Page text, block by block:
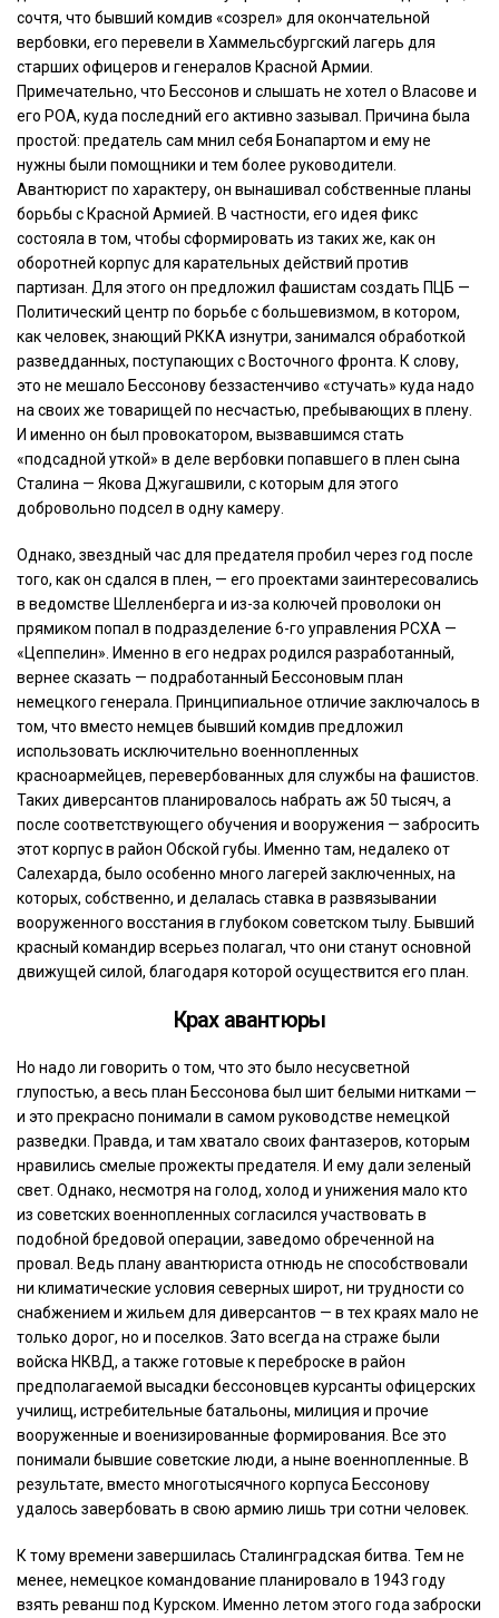
сочтя, что бывший комдив «созрел» для окончательной
вербовки, его перевели в Хаммельсбургский лагерь для
старших офицеров и генералов Красной Армии.
Примечательно, что Бессонов и слышать не хотел о Власове и
его РОА, куда последний его активно зазывал. Причина была
простой: предатель сам мнил себя Бонапартом и ему не
нужны были помощники и тем более руководители.
Авантюрист по характеру, он вынашивал собственные планы
борьбы с Красной Армией. В частности, его идея фикс
состояла в том, чтобы сформировать из таких же, как он
оборотней корпус для карательных действий против
партизан. Для этого он предложил фашистам создать ПЦБ —
Политический центр по борьбе с большевизмом, в котором,
как человек, знающий РККА изнутри, занимался обработкой
разведданных, поступающих с Восточного фронта. К слову,
это не мешало Бессонову беззастенчиво «стучать» куда надо
на своих же товарищей по несчастью, пребывающих в плену.
И именно он был провокатором, вызвавшимся стать
«подсадной уткой» в деле вербовки попавшего в плен сына
Сталина — Якова Джугашвили, с которым для этого
добровольно подсел в одну камеру.
Однако, звездный час для предателя пробил через год после
того, как он сдался в плен, — его проектами заинтересовались
в ведомстве Шелленберга и из-за колючей проволоки он
прямиком попал в подразделение 6-го управления РСХА —
«Цеппелин». Именно в его недрах родился разработанный,
вернее сказать — подработанный Бессоновым план
немецкого генерала. Принципиальное отличие заключалось в
том, что вместо немцев бывший комдив предложил
использовать исключительно военнопленных
красноармейцев, перевербованных для службы на фашистов.
Таких диверсантов планировалось набрать аж 50 тысяч, а
после соответствующего обучения и вооружения — забросить
этот корпус в район Обской губы. Именно там, недалеко от
Салехарда, было особенно много лагерей заключенных, на
которых, собственно, и делалась ставка в развязывании
вооруженного восстания в глубоком советском тылу. Бывший
красный командир всерьез полагал, что они станут основной
движущей силой, благодаря которой осуществится его план.
Крах авантюры
Но надо ли говорить о том, что это было несусветной
глупостью, а весь план Бессонова был шит белыми нитками —
и это прекрасно понимали в самом руководстве немецкой
разведки. Правда, и там хватало своих фантазеров, которым
нравились смелые прожекты предателя. И ему дали зеленый
свет. Однако, несмотря на голод, холод и унижения мало кто
из советских военнопленных согласился участвовать в
подобной бредовой операции, заведомо обреченной на
провал. Ведь плану авантюриста отнюдь не способствовали
ни климатические условия северных широт, ни трудности со
снабжением и жильем для диверсантов — в тех краях мало не
только дорог, но и поселков. Зато всегда на страже были
войска НКВД, а также готовые к переброске в район
предполагаемой высадки бессоновцев курсанты офицерских
училищ, истребительные батальоны, милиция и прочие
вооруженные и военизированные формирования. Все это
понимали бывшие советские люди, а ныне военнопленные. В
результате, вместо многотысячного корпуса Бессонову
удалось завербовать в свою армию лишь три сотни человек.
К тому времени завершилась Сталинградская битва. Тем не
менее, немецкое командование планировало в 1943 году
взять реванш под Курском. Именно летом этого года заброски